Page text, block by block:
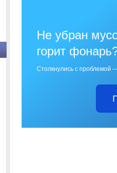
Не убран
горит
Столкнулись с проблемой